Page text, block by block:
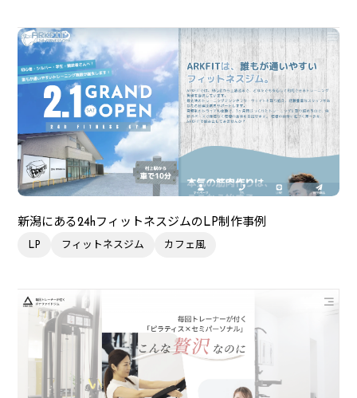
新潟にある24hフィットネスジムのLP制作事例
LP フィットネスジム カフェ風